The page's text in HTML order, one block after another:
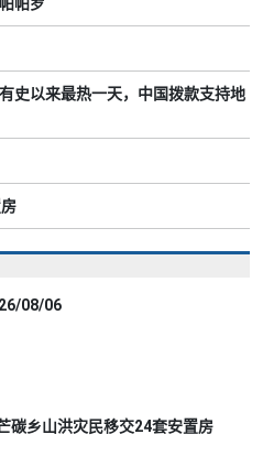
史以来最热一天，中国拨款支持地
08/06
碳乡山洪灾民移交24套安置房